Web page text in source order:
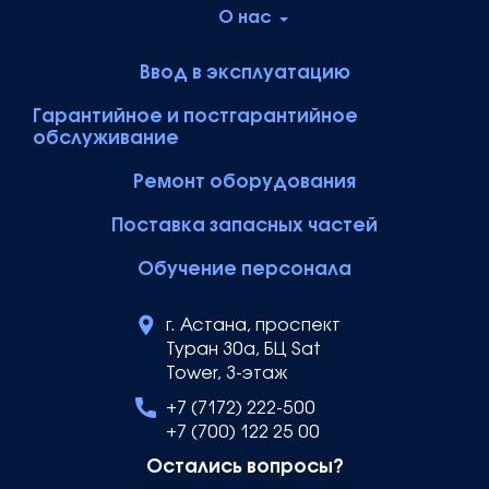
О нас
Ввод в эксплуатацию
Гарантийное и постгарантийное
обслуживание
Ремонт оборудования
Поставка запасных частей
Обучение персонала
г. Астана, проспект
Туран 30а, БЦ Sat
Tower, 3-этаж
+7 (7172) 222-500
+7 (700) 122 25 00
Остались вопросы?